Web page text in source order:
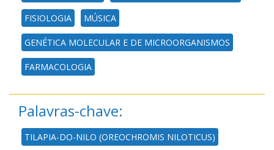
FISIOLOGIA MÚSICA
GENÉTICA MOLECULAR E DE MICROORGANISMOS
FARMACOLOGIA
Palavras-chave:
TILAPIA-DO-NILO (OREOCHROMIS NILOTICUS)